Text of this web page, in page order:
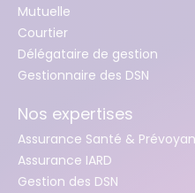
Mutuelle
Courtier
Délégataire de gestion
Gestionnaire des DSN
Nos expertises
Assurance Santé &
Assurance IARD
Gestion des DSN